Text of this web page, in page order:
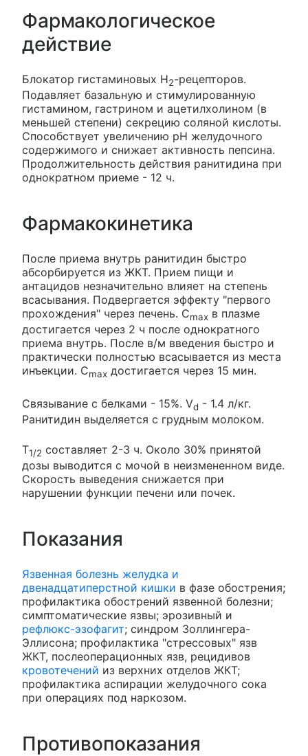
Фармакологическое
действие
Блокатор гистаминовых H2-рецепторов.
Подавляет базальную и стимулированную
гистамином, гастрином и ацетилхолином (в
меньшей степени) секрецию соляной кислоты.
Способствует увеличению рН желудочного
содержимого и снижает активность пепсина.
Продолжительность действия ранитидина при
однократном приеме - 12 ч.
Фармакокинетика
После приема внутрь ранитидин быстро
абсорбируется из ЖКТ. Прием пищи и
антацидов незначительно влияет на степень
всасывания. Подвергается эффекту "первого
прохождения" через печень. Cmax в плазме
достигается через 2 ч после однократного
приема внутрь. После в/м введения быстро и
практически полностью всасывается из места
инъекции. Cmax достигается через 15 мин.
Связывание с белками - 15%. Vd - 1.4 л/кг.
Ранитидин выделяется с грудным молоком.
T1/2 составляет 2-3 ч. Около 30% принятой
дозы выводится с мочой в неизмененном виде.
Скорость выведения снижается при
нарушении функции печени или почек.
Показания
Язвенная болезнь желудка и
двенадцатиперстной кишки в фазе обострения;
профилактика обострений язвенной болезни;
симптоматические язвы; эрозивный и
рефлюкс-эзофагит; синдром Золлингера-
Эллисона; профилактика "стрессовых" язв
ЖКТ, послеоперационных язв, рецидивов
кровотечений из верхних отделов ЖКТ;
профилактика аспирации желудочного сока
при операциях под наркозом.
Противопоказания